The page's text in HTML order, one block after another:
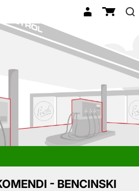
- BENCINSKI